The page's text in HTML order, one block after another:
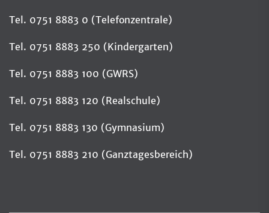
Tel. 0751 8883 0 (Telefonzentrale)
Tel. 0751 8883 250 (Kindergarten)
Tel. 0751 8883 100 (GWRS)
Tel. 0751 8883 120 (Realschule)
Tel. 0751 8883 130 (Gymnasium)
Tel. 0751 8883 210 (Ganztagesbereich)